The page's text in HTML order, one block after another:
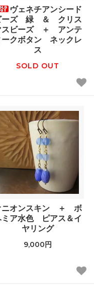
ヴェネチアンシード
ーズ 緑 ＆ クリス
スビーズ ＋ アンテ
ークボタン ネックレ
ス
SOLD OUT
ニオンスキン ＋ ボ
ミア水色 ピアス＆イ
ヤリング
9,000円